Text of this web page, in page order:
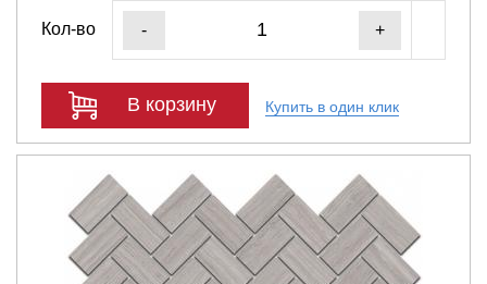
Кол-во - +
В корзину Купить в один клик